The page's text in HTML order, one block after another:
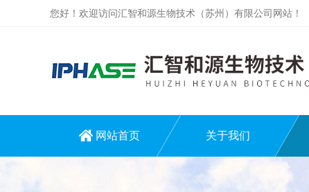
您好！欢迎访问汇智和源生物技术（苏州）有限公司网站！
网站首页 关于我们